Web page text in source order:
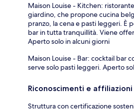
Maison Louise - Kitchen:
giardino, che propone cucina
pranzo, la cena e pasti leggeri. È
bar in tutta tranquillità. Viene
Aperto solo in alcuni giorni
Maison Louise - Bar: cocktail bar
serve solo pasti leggeri. Aperto
Riconoscimenti e affiliazioni
Struttura con certificazione